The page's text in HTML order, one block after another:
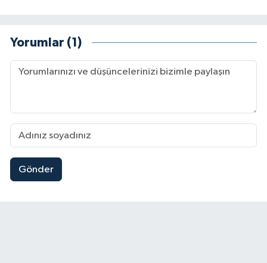
Yorumlar (1)
Gönder